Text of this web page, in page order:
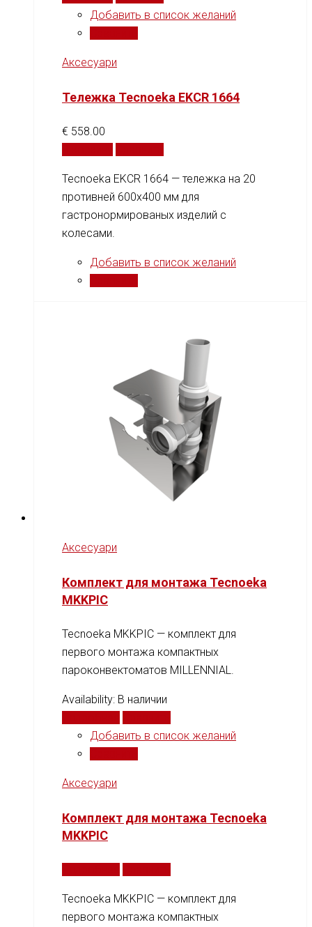
Добавить в список желаний
Аксесуари
Тележка Tecnoeka EKCR 1664
€ 558.00
Tecnoeka EKCR 1664 — тележка на 20
противней 600x400 мм для
гастронормированых изделий с
колесами.
Добавить в список желаний
Аксесуари
Комплект для монтажа Tecnoeka
MKKPIC
Tecnoeka MKKPIC — комплект для
первого монтажа компактных
пароконвектоматов MILLENNIAL.
Availability: В наличии
Добавить в список желаний
Аксесуари
Комплект для монтажа Tecnoeka
MKKPIC
Tecnoeka MKKPIC — комплект для
первого монтажа компактных